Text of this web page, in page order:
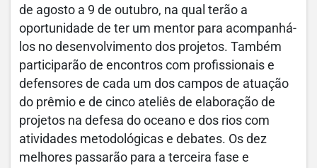
de agosto a 9 de outubro, na qual terão a
oportunidade de ter um mentor para acompanhá-
los no desenvolvimento dos projetos. Também
participarão de encontros com profissionais e
defensores de cada um dos campos de atuação
do prêmio e de cinco ateliês de elaboração de
projetos na defesa do oceano e dos rios com
atividades metodológicas e debates. Os dez
melhores passarão para a terceira fase e